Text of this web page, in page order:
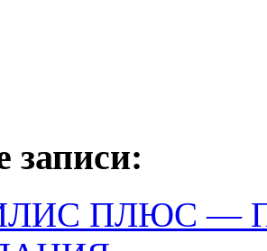
записи:
ПЛЮС —